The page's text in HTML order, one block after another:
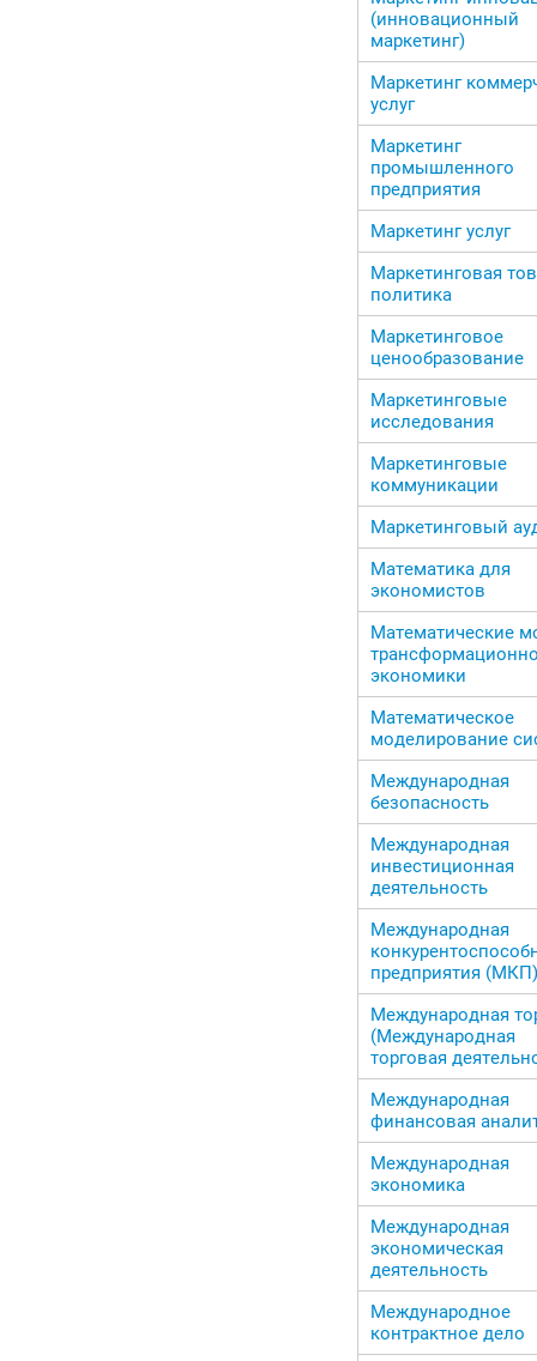
(инновационный
маркетинг)
Маркетинг
услуг
Маркетинг
промышленного
предприятия
Маркетинг услуг
Маркетинговая
политика
Маркетинговое
ценообразование
Маркетинговые
исследования
Маркетинговые
коммуникации
Маркетинговый
Математика для
экономистов
Математические
экономики
Математическое
моделирование
Международная
безопасность
Международная
инвестиционная
деятельность
Международная
предприятия (МКП)
Международная
(Международная
торговая
Международная
финансовая
Международная
экономика
Международная
экономическая
деятельность
Международное
контрактное дело